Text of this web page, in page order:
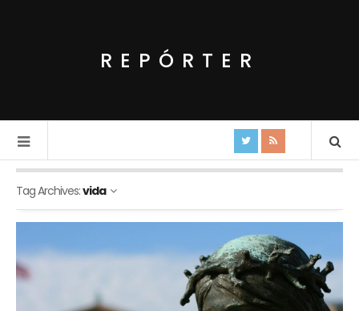
REPÓRTER
Tag Archives:vida